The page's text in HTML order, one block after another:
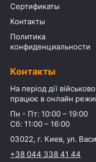
Сертификаты
Контакты
Политика
конфиденциальности
Контакты
На період дії
працює в онлайн
Пн - Пт: 10:00 – 19:00
Сб: 11:00 – 16:00
03022, г. Киев, ул.
+38 044 338 41 44